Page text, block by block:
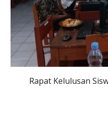
Rapat Kelulusan